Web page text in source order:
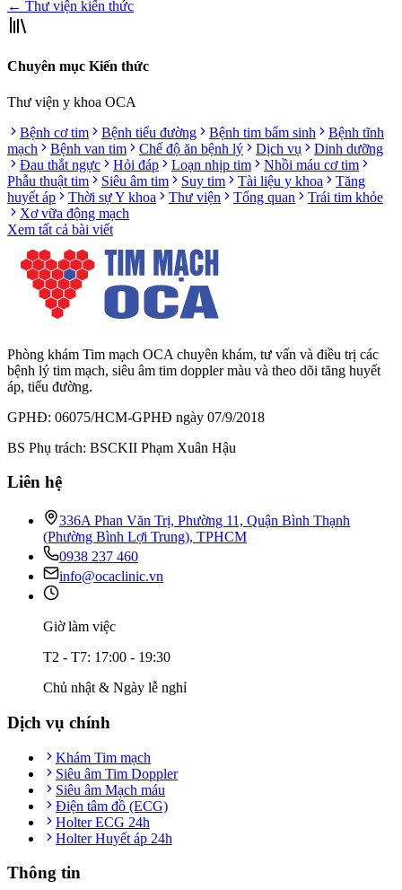
← Thư viện kiến thức
Chuyên mục Kiến thức
Thư viện y khoa OCA
Bệnh cơ tim
Bệnh tiểu đường Bệnh tim bẩm sinh
Bệnh tĩnh
mạch
Bệnh van tim Chế độ ăn bệnh lý Dịch vụ
Dinh dưỡng
Đau thắt ngực
Hỏi đáp Loạn nhịp tim
Nhồi máu cơ tim
Phẫu thuật tim
Siêu âm tim Suy tim Tài liệu y khoa
Tăng
huyết áp
Thời sự Y khoa Thư viện Tổng quan
Trái tim khỏe
Xơ vữa động mạch
Xem tất cả bài viết
Phòng khám Tim mạch OCA chuyên khám, tư vấn và điều trị các
bệnh lý tim mạch, siêu âm tim doppler màu và theo dõi tăng huyết
áp, tiểu đường.
GPHĐ: 06075/HCM-GPHĐ ngày 07/9/2018
BS Phụ trách: BSCKII Phạm Xuân Hậu
Liên hệ
336A Phan Văn Trị, Phường 11, Quận Bình Thạnh
(Phường Bình Lợi Trung), TPHCM
0938 237 460
info@ocaclinic.vn
Giờ làm việc
T2 - T7: 17:00 - 19:30
Chủ nhật & Ngày lễ nghỉ
Dịch vụ chính
Khám Tim mạch
Siêu âm Tim Doppler
Siêu âm Mạch máu
Điện tâm đồ (ECG)
Holter ECG 24h
Holter Huyết áp 24h
Thông tin